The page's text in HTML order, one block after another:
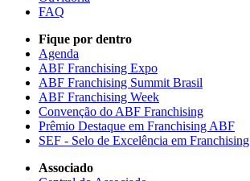
FAQ
Fique por dentro
Agenda
ABF Franchising Expo
ABF Franchising Summit Brasil
ABF Franchising Week
Convenção do ABF Franchising
Prêmio Destaque em Franchising ABF
SEF - Selo de Excelência em Franchising
Associado